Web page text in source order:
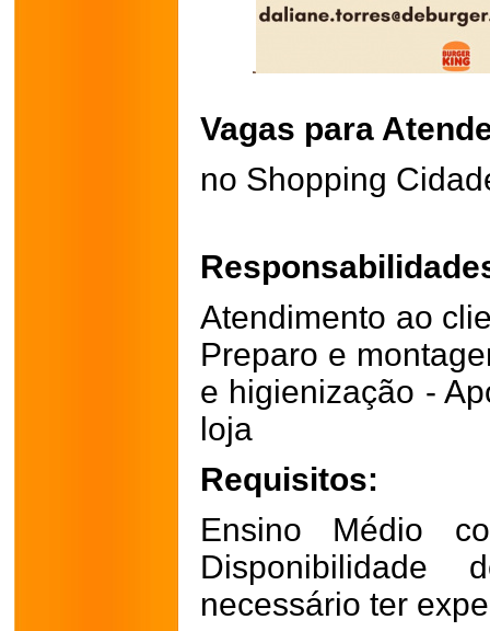
Vagas para
no Shopping
Atendimento ao
Preparo e
e higienização -
loja
Requisitos:
Ensino Médio
necessário ter